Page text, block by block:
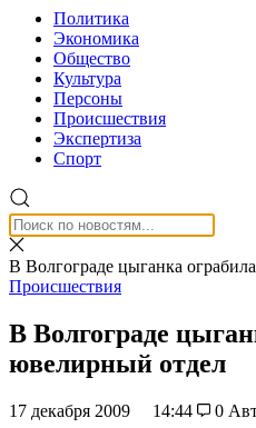
Политика
Экономика
Общество
Культура
Персоны
Происшествия
Экспертиза
Спорт
В Волгограде цыганка
Происшествия
В Волгограде
ювелирный отдел
17 декабря 2009 14:44 0